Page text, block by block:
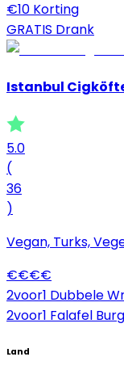
€10 Korting
GRATIS Drank
Istanbul
5.0
(
36
)
Vegan, Turks,
€€€€
2voor1 Dubbele
2voor1 Falafel
Land